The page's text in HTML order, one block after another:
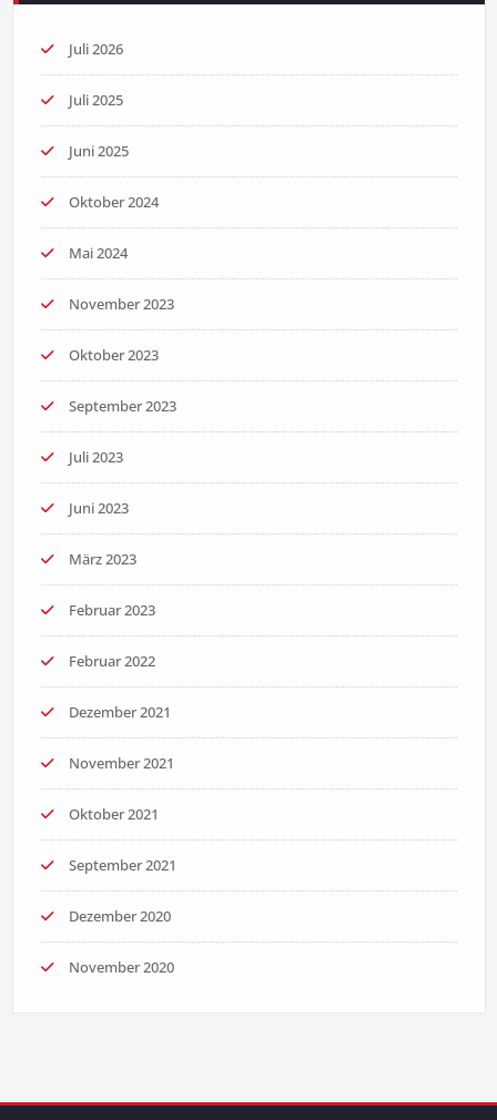
Juli 2026
Juli 2025
Juni 2025
Oktober 2024
Mai 2024
November 2023
Oktober 2023
September 2023
Juli 2023
Juni 2023
März 2023
Februar 2023
Februar 2022
Dezember 2021
November 2021
Oktober 2021
September 2021
Dezember 2020
November 2020